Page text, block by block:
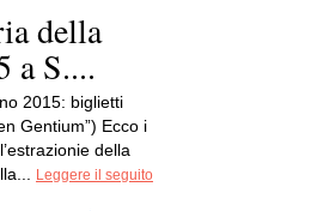
della
a S....
2015: biglietti
Gentium”) Ecco i
della
Leggere il seguito